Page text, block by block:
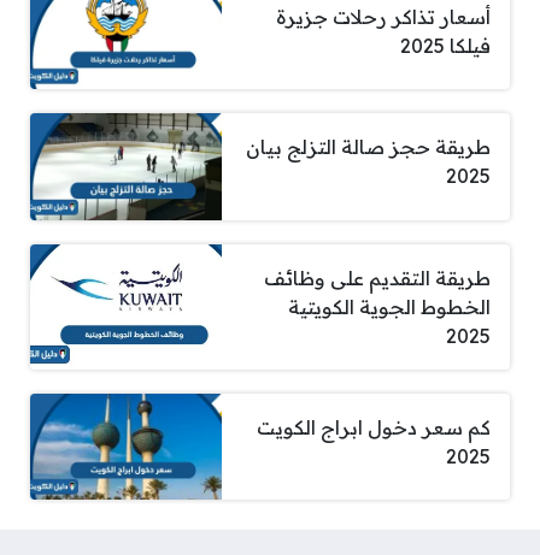
أسعار تذاكر رحلات جزيرة
فيلكا 2025
طريقة حجز صالة التزلج بيان
2025
طريقة التقديم على وظائف
الخطوط الجوية الكويتية
2025
كم سعر دخول ابراج الكويت
2025